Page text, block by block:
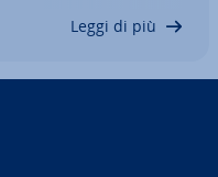
Leggi di più